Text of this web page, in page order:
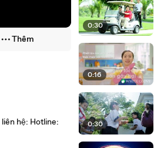
Thêm
hệ: Hotline:
0:30
0:16
0:30